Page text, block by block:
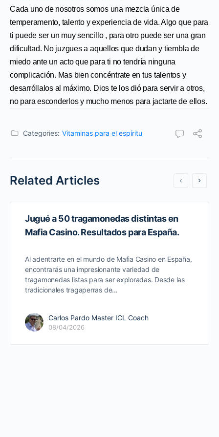
Cada uno de nosotros somos una mezcla única de
temperamento, talento y experiencia de vida. Algo que para
ti puede ser un muy sencillo , para otro puede ser una gran
dificultad. No juzgues a aquellos que dudan y tiembla de
miedo ante un acto que para ti no tendría ninguna
complicación. Mas bien concéntrate en tus talentos y
desarróllalos al máximo. Dios te los dió para servir a otros,
no para esconderlos y mucho menos para jactarte de ellos.
Categories: Vitaminas para el espíritu
Related Articles
Jugué a 50 tragamonedas distintas en
Mafia Casino. Resultados para España.
Al adentrarte en el mundo de Mafia Casino en España,
encontrarás una impresionante variedad de
tragamonedas listas para ser exploradas. Desde las
tradicionales tragaperras de…
Carlos Pardo Master ICL Coach
08/04/2026